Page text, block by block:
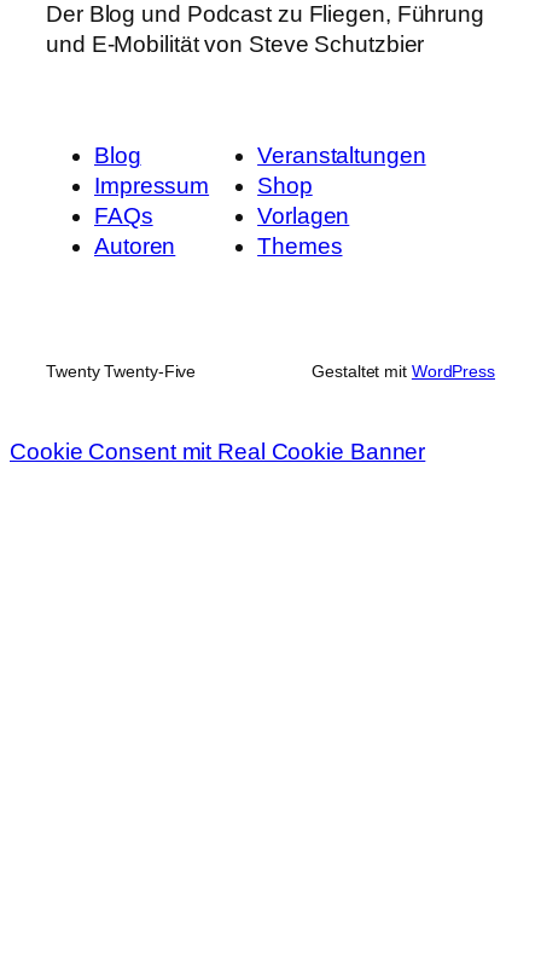
Der Blog und Podcast zu Fliegen, Führung
und E-Mobilität von Steve Schutzbier
Blog
Impressum
FAQs
Autoren
Veranstaltungen
Shop
Vorlagen
Themes
Twenty Twenty-Five Gestaltet mit WordPress
Cookie Consent mit Real Cookie Banner